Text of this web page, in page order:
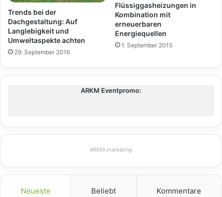
Trends bei der
Dachgestaltung: Auf
Langlebigkeit und
Umweltaspekte achten
29. September 2016
Flüssiggasheizungen in
Kombination mit
erneuerbaren
Energiequellen
1. September 2015
ARKM Eventpromo:
ARKM.marketing
Neueste Beliebt Kommentare